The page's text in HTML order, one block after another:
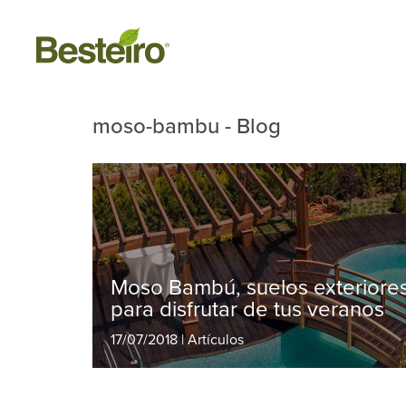
moso-bambu - Blog
Moso Bambú, suelos
para disfrutar de tus veranos
17/07/2018 | Artículos